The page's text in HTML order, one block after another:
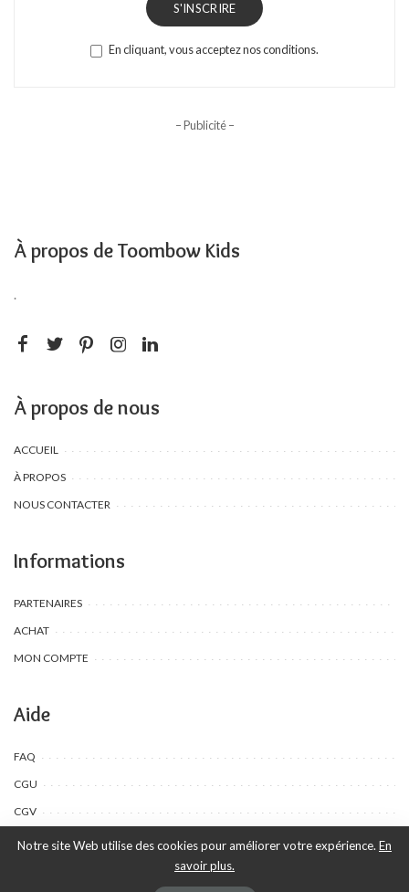
S'INSCRIRE
En cliquant, vous acceptez nos conditions.
– Publicité –
À propos de Toombow Kids
.
À propos de nous
ACCUEIL
À PROPOS
NOUS CONTACTER
Informations
PARTENAIRES
ACHAT
MON COMPTE
Aide
FAQ
CGU
CGV
©Toombow Kids, 2022 - 2024 - Tous droits réservés | Créé par Ewing
Notre site Web utilise des cookies pour améliorer votre expérience. En
savoir plus.